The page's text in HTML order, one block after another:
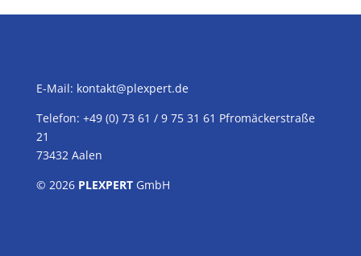
E-Mail: kontakt@plexpert.de
Telefon: +49 (0) 73 61 / 9 75 31 61 Pfromäckerstraße
21
73432 Aalen
© 2026 PLEXPERTGmbH